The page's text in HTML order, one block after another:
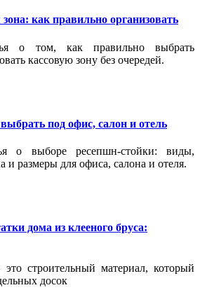
как правильно организовать
о том, как правильно выбрать
кассовую зону без очередей.
под офис, салон и отель
о выборе ресепшн-стойки: виды,
и размеры для офиса, салона и отеля.
дома из клееного бруса:
строительный материал, который
досок